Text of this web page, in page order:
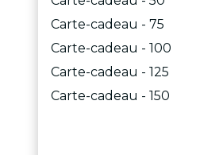
Carte-cadeau - 75
Carte-cadeau - 100
Carte-cadeau - 125
Carte-cadeau - 150